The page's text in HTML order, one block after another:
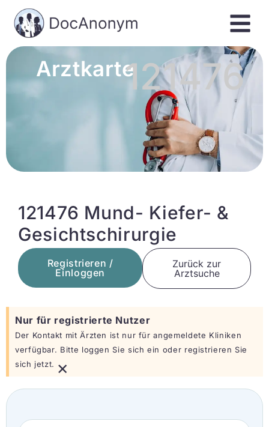
Arztkarte121476
121476 Mund- Kiefer- &
Gesichtschirurgie
Registrieren /
Einloggen
Zurück zur
Arztsuche
Nur für registrierte Nutzer
Der Kontakt mit Ärzten ist nur für angemeldete Kliniken
verfügbar. Bitte loggen Sie sich ein oder registrieren Sie
sich jetzt. ×